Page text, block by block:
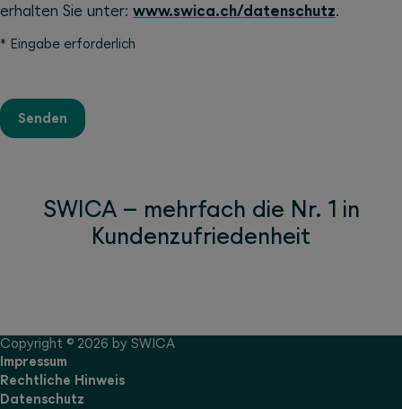
erhalten Sie unter: www.swica.ch/datenschutz.
* Eingabe erforderlich
Senden
SWICA – mehrfach die Nr. 1 in
Kundenzufriedenheit
Copyright © 2026 by SWICA
Impressum
Rechtliche Hinweis
Datenschutz